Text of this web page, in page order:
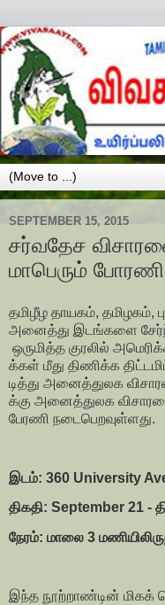
SEPTEMBER 15, 2015
சர்வதேச
மாபெரும் போரணி
தமிழீழ தாயகம், தமிழகம்,
அனைத்து இடங்களை
ஒருமித்த குரலில்
க்கள் மீது திணிக்க
டித்து அனைத்துலக
க்கு அனைத்துலக
பேரணி நடைபெறவுள்ளது.
இடம்: 360 University
திகதி: September 21 -
நேரம்: மாலை 3
இந்த நூற்றாண்டின் மிகக்